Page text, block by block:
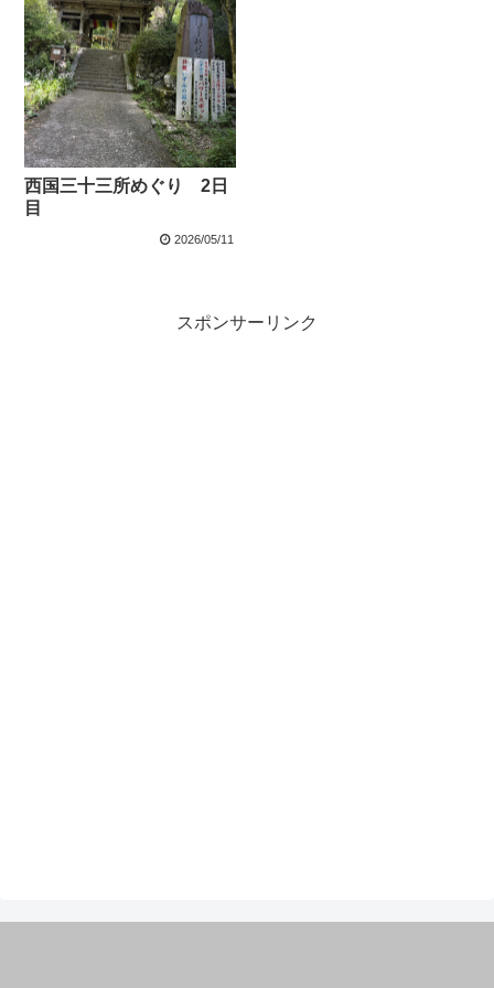
西国三十三所めぐり 2日
目
2026/05/11
スポンサーリンク